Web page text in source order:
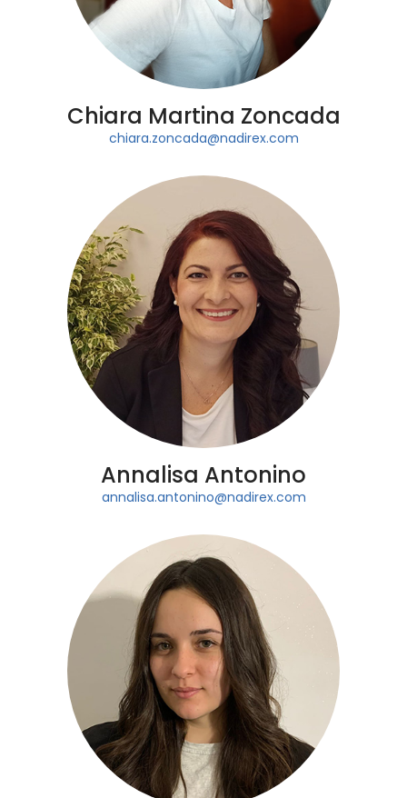
Chiara Martina Zoncada
chiara.zoncada@nadirex.com
Annalisa Antonino
annalisa.antonino@nadirex.com